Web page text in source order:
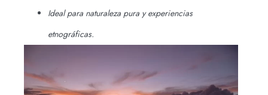
Ideal para naturaleza pura y experiencias
etnográficas.